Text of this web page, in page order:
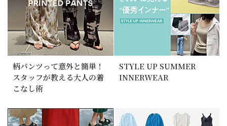
柄パンツって意外と簡単！
スタッフが教える大人の着
こなし術
STYLE UP SUMMER
INNERWEAR